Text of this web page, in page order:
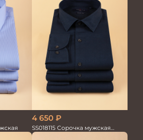
4 650 ₽
SS018115 Сорочка мужская
GROSTYLE PRIME